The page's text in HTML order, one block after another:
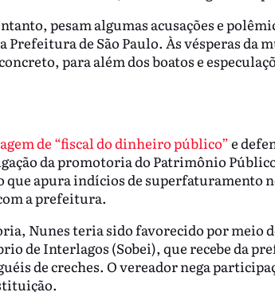
pesam algumas acusações e
Prefeitura de São Paulo. Às vésperas da
para além dos boatos e
de “fiscal do dinheiro público”e
da promotoria do Patrimônio
que apura indícios de superfaturamento
a prefeitura.
Nunes teria sido favorecido por meio
de Interlagos (Sobei), que recebe da
de creches. O vereador nega